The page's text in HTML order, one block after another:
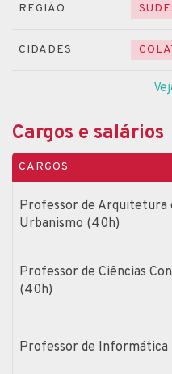
REGIÃO
CIDADES
Cargos e salários
CARGOS
Professor de Arquitetura
Urbanismo (40h)
Professor de Ciências
(40h)
Professor de Informática